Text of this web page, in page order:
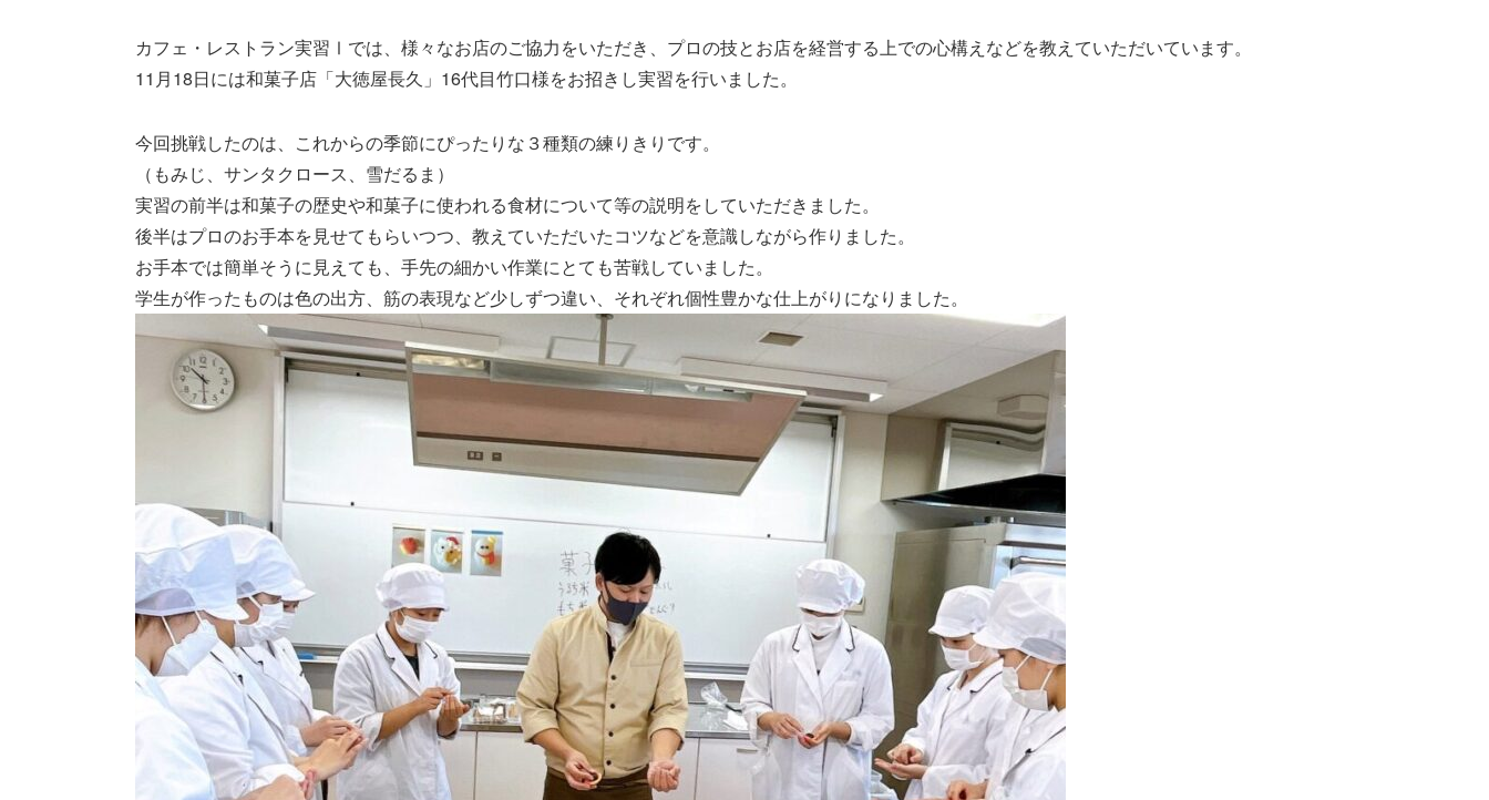
カフェ・レストラン実習Ⅰでは、様々なお店のご協力をいただき、プロの技とお店を経営する上での心構えなどを教えていただいています。
11月18日には和菓子店「大徳屋長久」16代目竹口様をお招きし実習を行いました。
今回挑戦したのは、これからの季節にぴったりな３種類の練りきりです。
（もみじ、サンタクロース、雪だるま）
実習の前半は和菓子の歴史や和菓子に使われる食材について等の説明をしていただきました。
後半はプロのお手本を見せてもらいつつ、教えていただいたコツなどを意識しながら作りました。
お手本では簡単そうに見えても、手先の細かい作業にとても苦戦していました。
学生が作ったものは色の出方、筋の表現など少しずつ違い、それぞれ個性豊かな仕上がりになりました。